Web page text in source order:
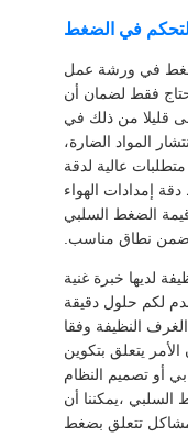
في ورشة عمل
فقط لضمان أن
قليلا من ذلك في
المواد الضارة،
عالية لدقة
إمدادات الهواء
الضغط السلبي
نطاق مناسب.
لديها خبرة غنية
لكم حلول دقيقة
النظيفة وفقا
يتعلق بتكوين
أو تصميم النظام
،يمكننا أن
تتعلق بضغط